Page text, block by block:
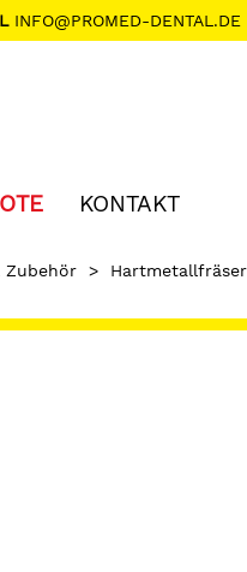
INFO@PROMED-DENTAL.DE
KONTAKT
Zubehör >